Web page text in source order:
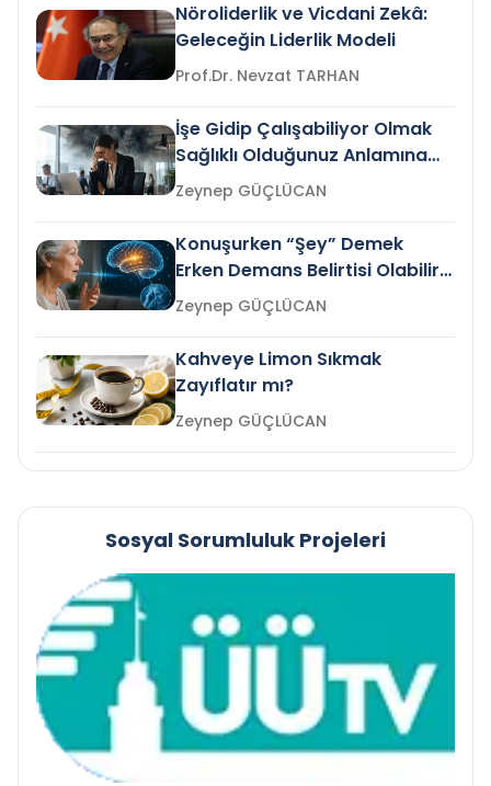
Nöroliderlik ve Vicdani Zekâ:
Geleceğin Liderlik Modeli
Prof.Dr. Nevzat TARHAN
İşe Gidip Çalışabiliyor Olmak
Sağlıklı Olduğunuz Anlamına
Gelir mi?Zeynep GÜÇLÜCAN
Konuşurken “Şey” Demek
Erken Demans Belirtisi Olabilir
mi?
Zeynep GÜÇLÜCAN
Kahveye Limon Sıkmak
Zayıflatır mı?
Zeynep GÜÇLÜCAN
Sosyal Sorumluluk Projeleri